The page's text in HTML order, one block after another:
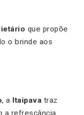
que propõe
o brinde aos
, a Itaipava traz
a refrescância